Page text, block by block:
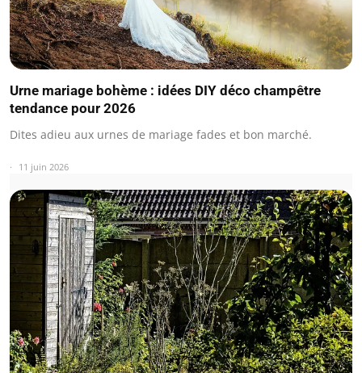
Urne mariage bohème : idées DIY déco champêtre
tendance pour 2026
Dites adieu aux urnes de mariage fades et bon marché.
11 juin 2026